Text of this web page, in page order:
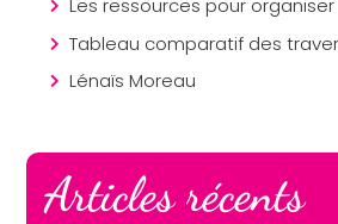
Lénaïs Moreau
Articles récents